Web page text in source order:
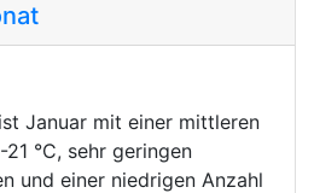
Januar mit einer mittleren
°C, sehr geringen
und einer niedrigen Anzahl